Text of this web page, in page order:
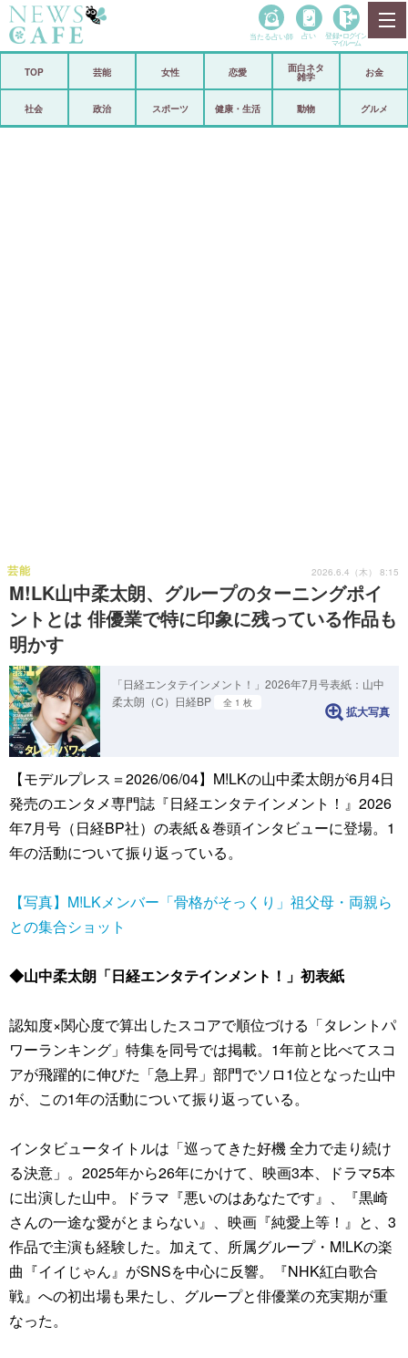
政治
当たる占い師 占い 登録• ログイン
マイルーム
TOP 芸能 女性 恋愛
面白ネタ
雑学
お金
社会 政治 スポーツ 健康・生活 動物 グルメ
M!LK山中柔太朗、グループのターニングポイ
ントとは 俳優業で特に印象に残っている作品も
明かす
芸能 2026.6.4（木） 8:15
「日経エンタテインメント！」2026年7月号表紙：山中
柔太朗（C）日経BP
全 1 枚
拡大写真
【モデルプレス＝2026/06/04】M!LKの山中柔太朗が6月4日
発売のエンタメ専門誌『日経エンタテインメント！』2026
年7月号（日経BP社）の表紙＆巻頭インタビューに登場。1
年の活動について振り返っている。
【写真】M!LKメンバー「骨格がそっくり」祖父母・両親ら
との集合ショット
◆山中柔太朗「日経エンタテインメント！」初表紙
認知度×関心度で算出したスコアで順位づける「タレントパ
ワーランキング」特集を同号では掲載。1年前と比べてスコ
アが飛躍的に伸びた「急上昇」部門でソロ1位となった山中
が、この1年の活動について振り返っている。
インタビュータイトルは「巡ってきた好機 全力で走り続け
る決意」。2025年から26年にかけて、映画3本、ドラマ5本
に出演した山中。ドラマ『悪いのはあなたです』、『黒崎
さんの一途な愛がとまらない』、映画『純愛上等！』と、3
作品で主演も経験した。加えて、所属グループ・M!LKの楽
曲『イイじゃん』がSNSを中心に反響。『NHK紅白歌合
戦』への初出場も果たし、グループと俳優業の充実期が重
なった。